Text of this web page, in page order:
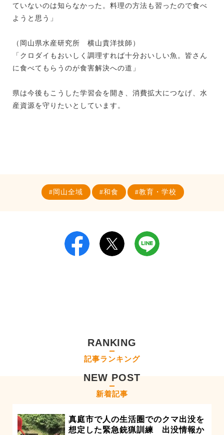
ていないのは知らなかった。料理の方法も習ったので食べ
ようと思う」
（岡山県水産研究所 横山貴洋技師）
「クロダイもおいしく調理すれば十分おいしい魚。皆さん
に食べてもらうのが食害解決への道」
県は今後もこうした学習会を開き、消費拡大につなげ、水
産資源を守りたいとしています。
岡山全域 和食 教育・学校
RANKING
記事ランキング
NEW POST
新着記事
真庭市で人の生活圏でのクマ出没を
想定した緊急銃猟訓練 出没情報か